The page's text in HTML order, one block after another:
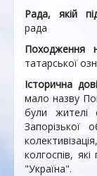
Рада, якій
рада
Походження
татарської
Історична
мало назву
були жителі
Запорізької
колгоспів,
"Україна".